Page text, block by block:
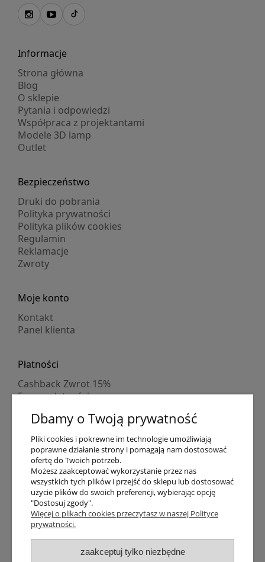
Informacje
Strona główna
Blog
O sklepie
Pytania i odpowiedzi
Współpraca z projektantami
Modele 3D lamp
Outlet
Bezpieczeństwo
Druki do pobrania
Polityka prywatności
Polityka plików cookies
Regulamin
Reklamacje
Zwroty
Moje konto
Kontakt
Panel klienta
Płatności
Cashback Zwrot 15%
Formy płatności
Numer konta
PayPo kupujesz, nie płacisz
Progi rabatowe
Promocje
Dostawa
Czas wysyłki
Dostawa
Śledzenie przesyłki GLS
Śledzenie przesyłki DPD
Dbamy o Twoją prywatność
Pliki cookies i pokrewne im technologie umożliwiają
poprawne działanie strony i pomagają nam dostosować
ofertę do Twoich potrzeb.
Możesz zaakceptować wykorzystanie przez nas
wszystkich tych plików i przejść do sklepu lub dostosować
użycie plików do swoich preferencji, wybierając opcję
"Dostosuj zgody".
Więcej o plikach cookies przeczytasz w naszej Polityce
prywatności.
zaakceptuj tylko niezbędne